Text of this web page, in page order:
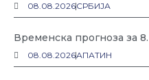
08.08.2026СРБИЈА
Временска прогноза за 8.
08.08.2026АПАТИН